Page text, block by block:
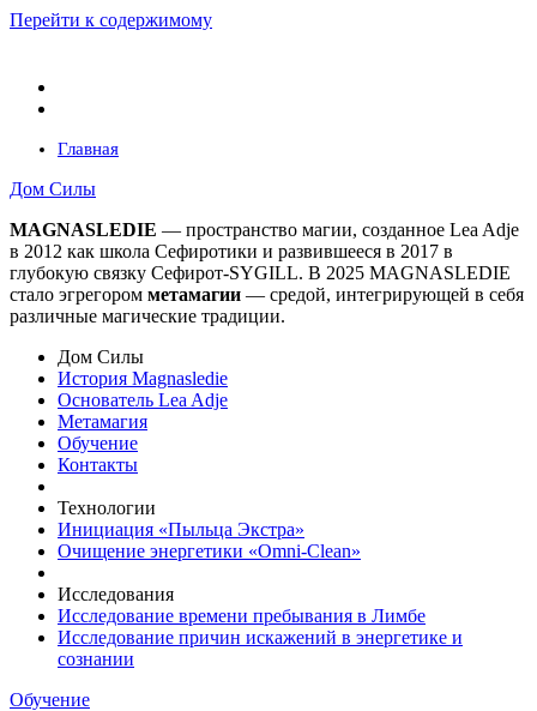
Перейти к содержимому
Главная
Дом Силы
MAGNASLEDIE — пространство магии, созданное Lea Adje
в 2012 как школа Сефиротики и развившееся в 2017 в
глубокую связку Сефирот-SYGILL. В 2025 MAGNASLEDIE
стало эгрегором метамагии — средой, интегрирующей в себя
различные магические традиции.
Дом Силы
История Magnasledie
Основатель Lea Adje
Метамагия
Обучение
Контакты
Технологии
Инициация «Пыльца Экстра»
Очищение энергетики «Omni-Clean»
Исследования
Исследование времени пребывания в Лимбе
Исследование причин искажений в энергетике и
сознании
Обучение